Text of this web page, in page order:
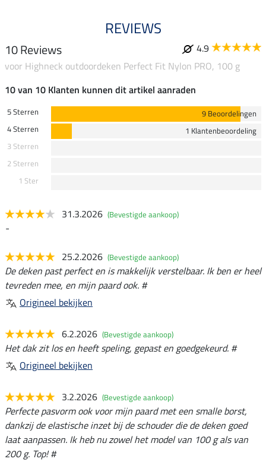
REVIEWS
10 Reviews
4.9
voor Highneck outdoordeken Perfect Fit Nylon PRO, 100 g
10 van 10 Klanten kunnen dit artikel aanraden
5 Sterren
9 Beoordelingen
4 Sterren
1 Klantenbeoordeling
3 Sterren
2 Sterren
1 Ster
31.3.2026 (Bevestigde aankoop)
-
25.2.2026 (Bevestigde aankoop)
De deken past perfect en is makkelijk verstelbaar. Ik ben er heel
tevreden mee, en mijn paard ook. #
Origineel bekijken
6.2.2026 (Bevestigde aankoop)
Het dak zit los en heeft speling, gepast en goedgekeurd. #
Origineel bekijken
3.2.2026 (Bevestigde aankoop)
Perfecte pasvorm ook voor mijn paard met een smalle borst,
dankzij de elastische inzet bij de schouder die de deken goed
laat aanpassen. Ik heb nu zowel het model van 100 g als van
200 g. Top! #